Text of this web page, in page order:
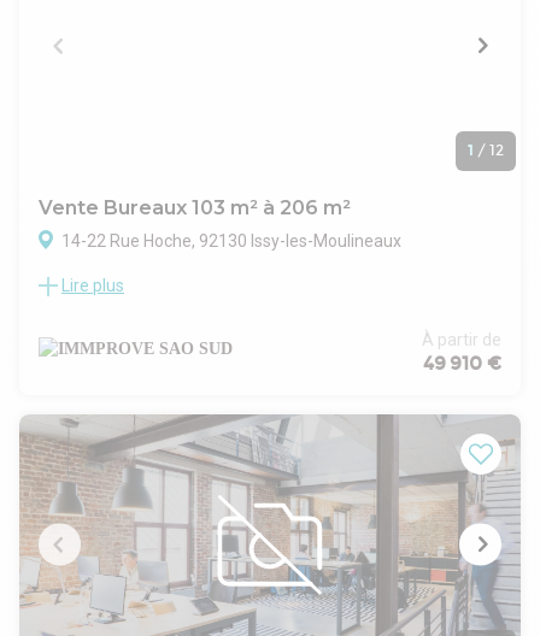
1 / 12
Vente Bureaux 103 m² à 206 m²
14-22 Rue Hoche, 92130 Issy-les-Moulineaux
Idéalement situé ! Bureaux disponibles en coeur de ville, à 2
Marché, des restaurants, la Poste, etc. Ce quartier très vivant
offre un cadre idéal ! Locaux disposant de balcons. 5
. Accès sécurisé par visiophone, badge et sas d'accueil
. Ascenseur
. parties communes en bon état
. Bureaux cloisonnés
. Salle de réunion
. Chauffage par convecteurs électriques
. Cuisine
. Débarras
. Archives au 2SS de 22,90 m²
Lire plus
À partir de
49 910 €